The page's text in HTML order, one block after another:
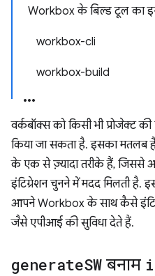
Workbox के बिल्ड टूल का
workbox-cli
workbox-build
वर्कबॉक्स को किसी भी प्रोजेक्ट
किया जा सकता है. इसका मतलब
के एक से ज़्यादा तरीके हैं, जिससे
इंटिग्रेशन चुनने में मदद मिलती है.
आपने Workbox के साथ कैसे
जैसे एपीआई की सुविधा देते हैं.
generateSW बनाम